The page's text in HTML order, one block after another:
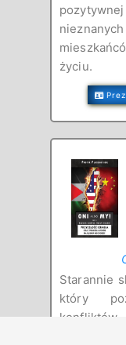
życiu.
Starannie
który